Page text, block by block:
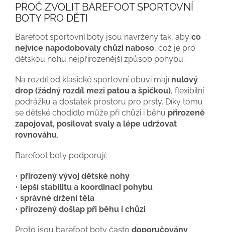
PROČ ZVOLIT BAREFOOT SPORTOVNÍ
BOTY PRO DĚTI
Barefoot sportovní boty jsou navrženy tak, aby co
nejvíce napodobovaly chůzi naboso, což je pro
dětskou nohu nejpřirozenější způsob pohybu.
Na rozdíl od klasické sportovní obuvi mají nulový
drop (žádný rozdíl mezi patou a špičkou), flexibilní
podrážku a dostatek prostoru pro prsty. Díky tomu
se dětské chodidlo může při chůzi i běhu přirozeně
zapojovat, posilovat svaly a lépe udržovat
rovnováhu.
Barefoot boty podporují:
• přirozený vývoj dětské nohy
• lepší stabilitu a koordinaci pohybu
• správné držení těla
• přirozený došlap při běhu i chůzi
Proto jsou barefoot boty často doporučovány